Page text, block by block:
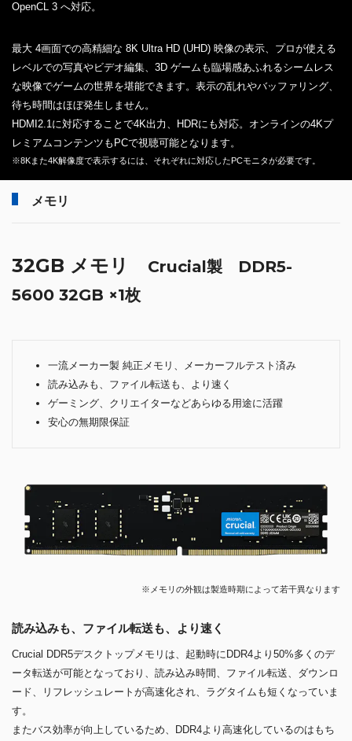
OpenCL 3 へ対応。
最大 4画面での高精細な 8K Ultra HD (UHD) 映像の表示、プロが使える
レベルでの写真やビデオ編集、3D ゲームも臨場感あふれるシームレス
な映像でゲームの世界を堪能できます。表示の乱れやバッファリング、
待ち時間はほぼ発生しません。
HDMI2.1に対応することで4K出力、HDRにも対応。オンラインの4Kプ
レミアムコンテンツもPCで視聴可能となります。
※8Kまた4K解像度で表示するには、それぞれに対応したPCモニタが必要です。
メモリ
32GB メモリ
Crucial製 DDR5-
5600 32GB ×1枚
一流メーカー製 純正メモリ、メーカーフルテスト済み
読み込みも、ファイル転送も、より速く
ゲーミング、クリエイターなどあらゆる用途に活躍
安心の無期限保証
※メモリの外観は製造時期によって若干異なります
読み込みも、ファイル転送も、より速く
Crucial DDR5デスクトップメモリは、起動時にDDR4より50%多くのデ
ータ転送が可能となっており、読み込み時間、ファイル転送、ダウンロ
ード、リフレッシュレートが高速化され、ラグタイムも短くなっていま
す。
またバス効率が向上しているため、DDR4より高速化しているのはもち